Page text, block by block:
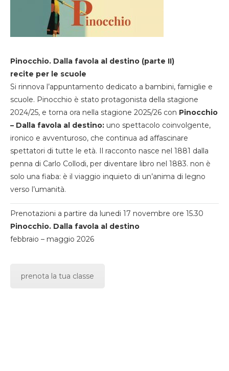
Pinocchio. Dalla favola al destino (parte II)
recite per le scuole
Si rinnova l’appuntamento dedicato a bambini, famiglie e
scuole. Pinocchio è stato protagonista della stagione
2024/25, e torna ora nella stagione 2025/26 con Pinocchio
– Dalla favola al destino: uno spettacolo coinvolgente,
ironico e avventuroso, che continua ad affascinare
spettatori di tutte le età. Il racconto nasce nel 1881 dalla
penna di Carlo Collodi, per diventare libro nel 1883. non è
solo una fiaba: è il viaggio inquieto di un’anima di legno
verso l’umanità.
Prenotazioni a partire da lunedi 17 novembre ore 15.30
Pinocchio. Dalla favola al destino
febbraio – maggio 2026
prenota la tua classe